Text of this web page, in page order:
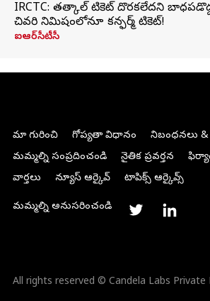
IRCTC: తత్కాల్ టికెట్ దొరకలేదని
చివరి నిమిషంలోనూ కన్ఫర్మ్ టికెట్!
ఐఆర్‌సీటీసీ
మా గురించి గోప్యతా విధానం
నిబంధనలు &
మమ్మల్ని సంప్రదించండి
నైతిక ప్రవర్తన
వార్తలు
న్యూస్ ఆర్కైవ్ టాపిక్స్ ఆర్కైవ్స్
మమ్మల్ని అనుసరించండి
All rights reserved © Candela Labs Private